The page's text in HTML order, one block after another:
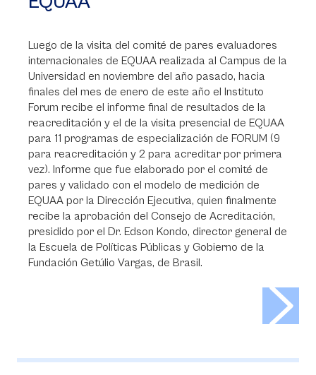
Luego de la visita del comité de pares evaluadores
internacionales de EQUAA realizada al Campus de la
Universidad en noviembre del año pasado, hacia
finales del mes de enero de este año el Instituto
Forum recibe el informe final de resultados de la
reacreditación y el de la visita presencial de EQUAA
para 11 programas de especialización de FORUM (9
para reacreditación y 2 para acreditar por primera
vez). Informe que fue elaborado por el comité de
pares y validado con el modelo de medición de
EQUAA por la Dirección Ejecutiva, quien finalmente
recibe la aprobación del Consejo de Acreditación,
presidido por el Dr. Edson Kondo, director general de
la Escuela de Políticas Públicas y Gobierno de la
Fundación Getúlio Vargas, de Brasil.